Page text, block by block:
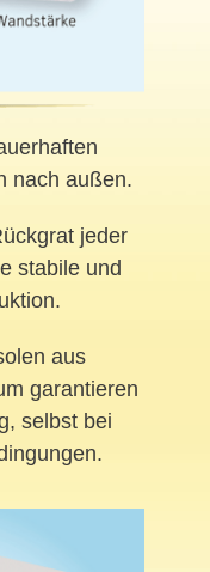
nach außen.
jeder
stabile und
aus
garantieren
selbst bei